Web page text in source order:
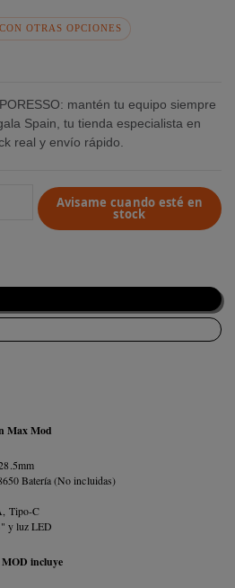
OTRAS OPCIONES
mantén tu equipo siempre
Spain, tu tienda especialista en
real y envío rápido.
Avisame cuando esté en
stock
Max Mod
Batería (No incluidas)
Tipo-C
y luz LED
incluye